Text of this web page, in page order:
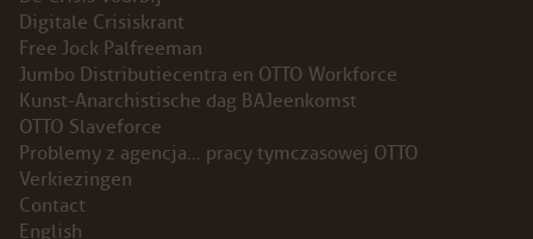
INSTAGRAM
BLUESKY
ENGLISH
ABOUT THE VRIJE BOND
Digitale Crisiskrant
Free Jock Palfreeman
Jumbo Distributiecentra en OTTO Workforce
Kunst-Anarchistische dag BAJeenkomst
OTTO Slaveforce
Problemy z agencja… pracy tymczasowej OTTO
Verkiezingen
Contact
English